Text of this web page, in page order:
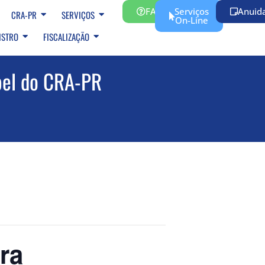
CRA-PR
SERVIÇOS
FISCALIZAÇÃO
FAQ Serviços
On-Line
do CRA-PR